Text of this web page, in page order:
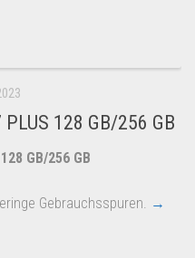
128 GB/256 GB
GB/256 GB
Gebrauchsspuren. →